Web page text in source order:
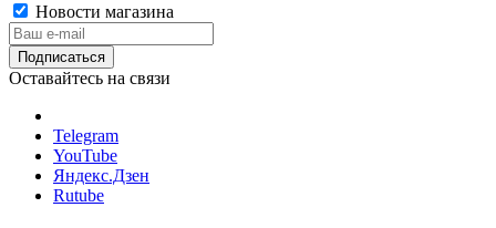
Новости магазина
Оставайтесь на связи
Telegram
YouTube
Яндекс.Дзен
Rutube